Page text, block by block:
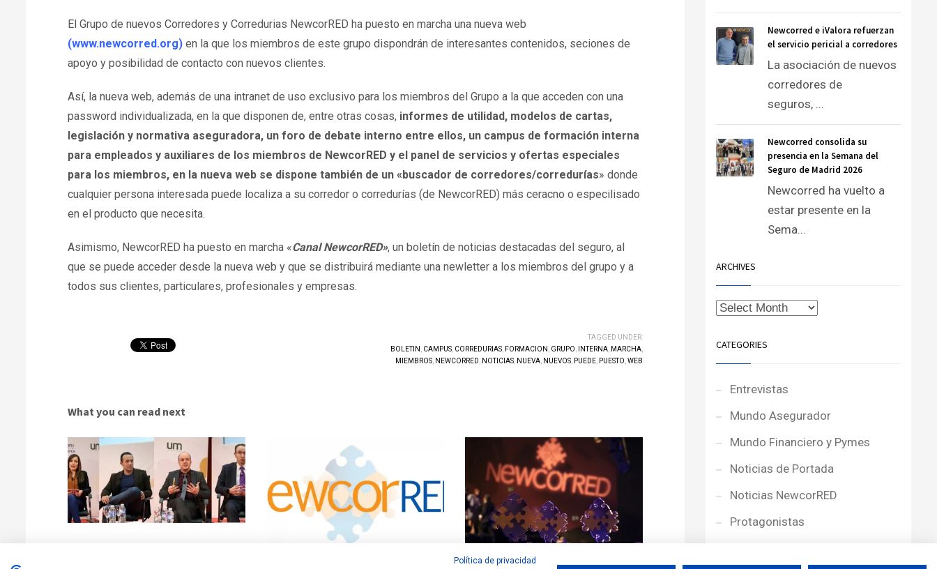
El Grupo de nuevos Corredores y Corredurias NewcorRED ha puesto en marcha una nueva web
(www.newcorred.org) en la que los miembros de este grupo dispondrán de interesantes contenidos, seciones de
apoyo y posibilidad de contacto con nuevos clientes.
Así, la nueva web, además de una intranet de uso exclusivo para los miembros del Grupo a la que acceden con una
password individualizada, en la que disponen de, entre otras cosas, informes de utilidad, modelos de cartas,
legislación y normativa aseguradora, un foro de debate interno entre ellos, un campus de formación interna
para empleados y auxiliares de los miembros de NewcorRED y el panel de servicios y ofertas especiales
para los miembros, en la nueva web se dispone también de un «buscador de corredores/corredurías» donde
cualquier persona interesada puede localiza a su corredor o corredurías (de NewcorRED) más ceracno o especilisado
en el producto que necesita.
Asimismo, NewcorRED ha puesto en marcha «Canal NewcorRED», un boletín de noticias destacadas del seguro, al
que se puede acceder desde la nueva web y que se distribuirá mediante una newletter a los miembros del grupo y a
todos sus clientes, particulares, profesionales y empresas.
TAGGED UNDER:
BOLETIN
CAMPUS CORREDURIAS FORMACION GRUPO INTERNA MARCHA
MIEMBROS NEWCORRED NOTICIAS NUEVA NUEVOS PUEDE PUESTO WEB
What you can read next
Los miembros de Newcorred ponen en marcha su
Newcorred e iValora refuerzan
el servicio pericial a corredores
La asociación de nuevos
corredores de
seguros, ...
Newcorred consolida su
presencia en la Semana del
Seguro de Madrid 2026
Newcorred ha vuelto a
estar presente en la
Sema...
ARCHIVES
CATEGORIES
Entrevistas
Mundo Asegurador
Mundo Financiero y Pymes
Noticias de Portada
Noticias NewcorRED
Protagonistas
Política de privacidad